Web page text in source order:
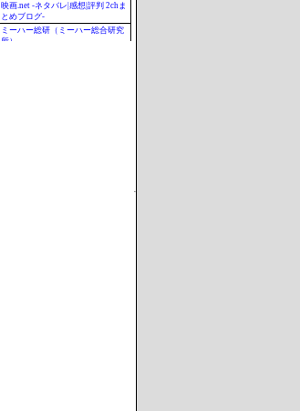
映画.net -ネタバレ|感想|評判 2chま
とめブログ-
ミーハー総研（ミーハー総合研究
所）